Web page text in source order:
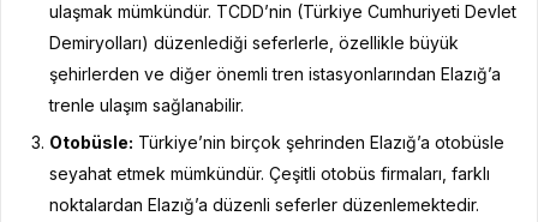
ulaşmak mümkündür. TCDD’nin (Türkiye Cumhuriyeti Devlet
Demiryolları) düzenlediği seferlerle, özellikle büyük
şehirlerden ve diğer önemli tren istasyonlarından Elazığ’a
trenle ulaşım sağlanabilir.
Otobüsle: Türkiye’nin birçok şehrinden Elazığ’a otobüsle
seyahat etmek mümkündür. Çeşitli otobüs firmaları, farklı
noktalardan Elazığ’a düzenli seferler düzenlemektedir.